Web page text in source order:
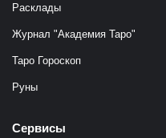
Расклады
Журнал "Академия Таро"
Таро Гороскоп
Руны
Сервисы